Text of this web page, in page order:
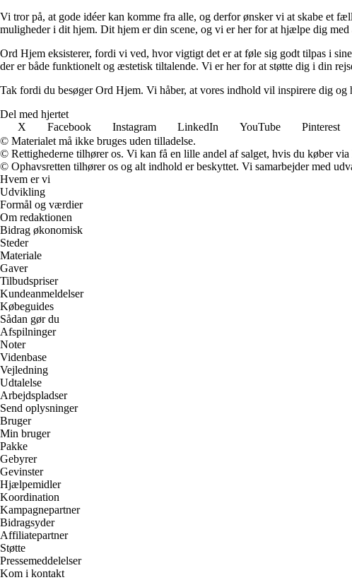
Vi tror på, at gode idéer kan komme fra alle, og derfor ønsker vi at skabe et
muligheder i dit hjem. Dit hjem er din scene, og vi er her for at hjælpe dig med
Ord Hjem eksisterer, fordi vi ved, hvor vigtigt det er at føle sig godt tilpas i
der er både funktionelt og æstetisk tiltalende. Vi er her for at støtte dig i din
Tak fordi du besøger Ord Hjem. Vi håber, at vores indhold vil inspirere dig
Del med hjertet
X
Facebook Instagram LinkedIn YouTube Pinterest
© Materialet må ikke bruges uden tilladelse.
© Rettighederne tilhører os. Vi kan få en lille andel af salget, hvis du køber via
© Ophavsretten tilhører os og alt indhold er beskyttet. Vi samarbejder med
Hvem er vi
Udvikling
Formål og værdier
Om redaktionen
Bidrag økonomisk
Steder
Materiale
Gaver
Tilbudspriser
Kundeanmeldelser
Købeguides
Sådan gør du
Afspilninger
Noter
Videnbase
Vejledning
Udtalelse
Arbejdspladser
Send oplysninger
Bruger
Min bruger
Pakke
Gebyrer
Gevinster
Hjælpemidler
Koordination
Kampagnepartner
Bidragsyder
Affiliatepartner
Støtte
Pressemeddelelser
Kom i kontakt